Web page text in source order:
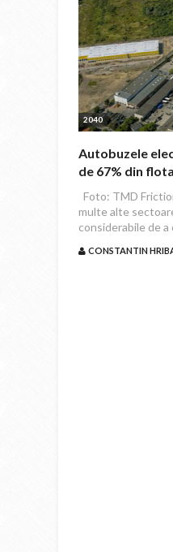
2040
Autobuzele
de 67% din
Foto: TMD
multe alte
considerabile de a
CONSTANTIN